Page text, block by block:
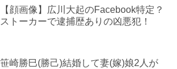
【顔画像】広川大起のFacebook特定？
ストーカーで逮捕歴ありの凶悪犯！
笹崎勝巳(勝己)結婚して妻(嫁)娘2人が